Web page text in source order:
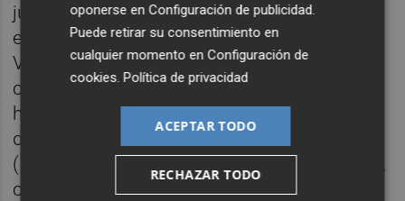
junio, se especificaban algunos datos sobre
el aumento de precios en la Comunitat
Valenciana: los aceites y grasas (45,8%),
calefacción y distribución de agua (28,3%),
huevos (27,4%), leche (19,4%), cereales y
derivados (18,7%), transporte personal
(15,8%), pan (15,4%), carne de ovino (14,6%),
carne de ave (13,3%) y patatas y sus
oponerse enConfiguración de publicidad
Puede retirar su consentimiento en
cualquier momento enConfiguración de
cookies .Política de privacidad
ACEPTAR TODO
RECHAZAR TODO